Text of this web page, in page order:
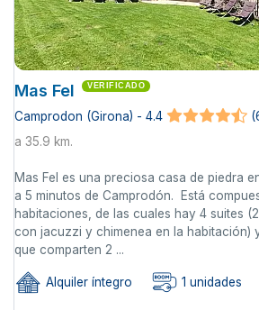
Mas Fel VERIFICADO
Camprodon (Girona) - 4.4
a 35.9 km.
Mas Fel es una preciosa casa de piedra
a 5 minutos de Camprodón. Está
habitaciones, de las cuales hay 4 suites
con jacuzzi y chimenea en la habitación)
que comparten 2 ...
Alquiler íntegro 1 unidades